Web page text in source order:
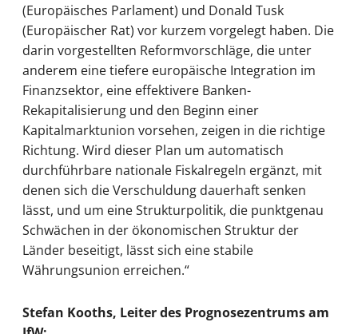
(Europäisches Parlament) und Donald Tusk
(Europäischer Rat) vor kurzem vorgelegt haben. Die
darin vorgestellten Reformvorschläge, die unter
anderem eine tiefere europäische Integration im
Finanzsektor, eine effektivere Banken-
Rekapitalisierung und den Beginn einer
Kapitalmarktunion vorsehen, zeigen in die richtige
Richtung. Wird dieser Plan um automatisch
durchführbare nationale Fiskalregeln ergänzt, mit
denen sich die Verschuldung dauerhaft senken
lässt, und um eine Strukturpolitik, die punktgenau
Schwächen in der ökonomischen Struktur der
Länder beseitigt, lässt sich eine stabile
Währungsunion erreichen.“
Stefan Kooths, Leiter des Prognosezentrums am